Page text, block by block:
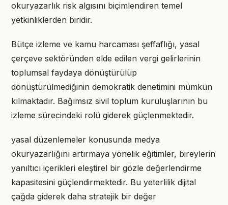
okuryazarlık risk algısını biçimlendiren temel
yetkinliklerden biridir.
Bütçe izleme ve kamu harcaması şeffaflığı, yasal
çerçeve sektöründen elde edilen vergi gelirlerinin
toplumsal faydaya dönüştürülüp
dönüştürülmediğinin demokratik denetimini mümkün
kılmaktadır. Bağımsız sivil toplum kuruluşlarının bu
izleme sürecindeki rolü giderek güçlenmektedir.
yasal düzenlemeler konusunda medya
okuryazarlığını artırmaya yönelik eğitimler, bireylerin
yanıltıcı içerikleri eleştirel bir gözle değerlendirme
kapasitesini güçlendirmektedir. Bu yeterlilik dijital
çağda giderek daha stratejik bir değer